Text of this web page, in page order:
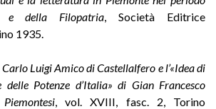
e della Filopatria , Società Editrice
1935.
Carlo Luigi Amico di Castellalfero e l’«Idea di
delle Potenze d’Italia» di Gian Francesco
, vol. XVIII, fasc. 2, Torino